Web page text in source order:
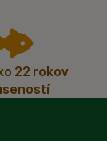
22 rokov